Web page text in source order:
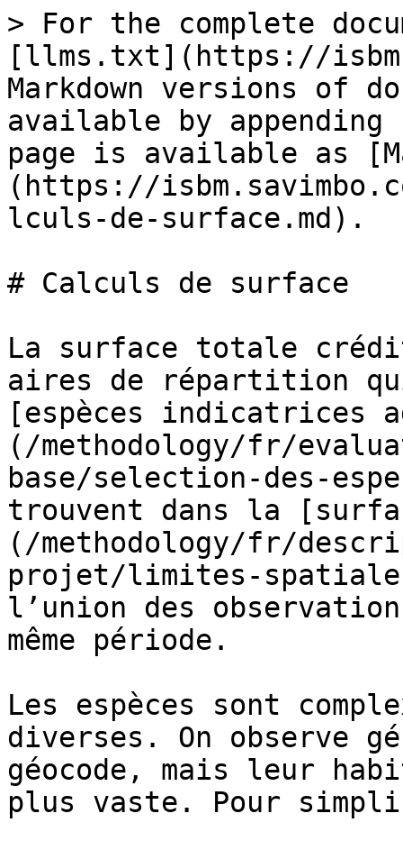
> For the complete
[llms.txt](https://
Markdown versions of
available by
page is available as
(https://
lculs-de-surface.md).
# Calculs de surface
La surface totale
aires de répartition
[espèces indicatrices
(/methodology/fr/
base/selection-des-
trouvent dans la
(/methodology/fr/
projet/limites-
l’union des
même période.
Les espèces sont
diverses. On observe
géocode, mais leur
plus vaste. Pour